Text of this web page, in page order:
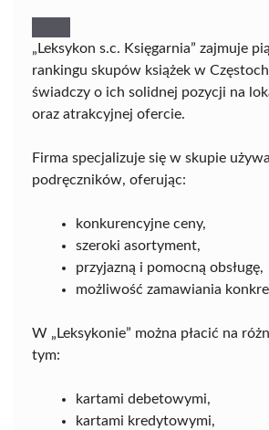
„Leksykon s.c. Księgarnia” zajmuje
rankingu skupów książek w
świadczy o ich solidnej pozycji na
oraz atrakcyjnej ofercie.
Firma specjalizuje się w skupie
podręczników, oferując:
konkurencyjne ceny,
szeroki asortyment,
przyjazną i pomocną obsługę,
możliwość zamawiania
W „Leksykonie” można płacić na
tym:
kartami debetowymi,
kartami kredytowymi,